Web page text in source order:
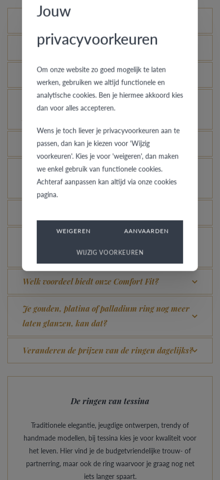
Wat is het echtheidscertificaat?
Hoe blijft je gouden ring er als nieuw uitzien?
Voor welke ringen is de diefstalverzekering
Kan elke ring gegraveerd worden?
Hoe kan ik zien hoe de ring er uit ziet in een
andere kleur of breedte?
verandert in champagnekleur?
Welk voordeel biedt onze Comfort Fit?
Je gouden, platina of palladium ring nog meer
laten glanzen, kan dat?
Veranderen de prijzen van de ringen dagelijks?
De ringen van tessina
Traditionele elegantie, jeugdige ontwerpen, trendy of
handmade modellen, bij tessina kies je voor kwaliteit voor
het leven. Hier vind je de budgetvriendelijke trouw- of
partnerring, maar ook de ring waarvoor je graag nog net
iets langer spaart.
Jouw
privacyvoorkeuren
Om onze website zo goed mogelijk te laten
werken, gebruiken we altijd functionele en
analytische cookies. Ben je hiermee akkoord kies
dan voor alles accepteren.
Wens je toch liever je privacyvoorkeuren aan te
passen, dan kan je kiezen voor 'Wijzig
voorkeuren'. Kies je voor 'weigeren', dan maken
we enkel gebruik van functionele cookies.
Achteraf aanpassen kan altijd via onze cookies
pagina.
WEIGEREN AANVAARDEN
WIJZIG VOORKEUREN